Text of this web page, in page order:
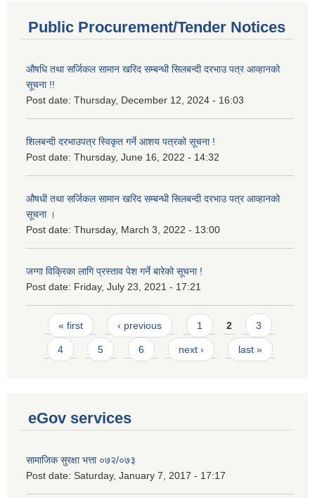
Public Procurement/Tender Notices
औषधि तथा सर्जिकल सामान खरिद सम्बन्धी सिलबन्दी दरभाउ पत्र आव्हानको
सूचना !!
Post date: Thursday, December 12, 2024 - 16:03
शिलबन्दी दरभाउपत्र स्विकृत गर्ने आशय पत्रको सूचना !
Post date: Thursday, June 16, 2022 - 14:32
औषधी तथा सर्जिकल सामान खरिद सम्बन्धी सिलबन्दी दरभाउ पत्र आव्हानको
सूचना ।
Post date: Thursday, March 3, 2022 - 13:00
जग्गा विक्रिका लागि प्रस्ताव पेश गर्ने बारेको सूचना !
Post date: Friday, July 23, 2021 - 17:21
Pages
« first ‹ previous 1 2 3
4 5 6 next › last »
eGov services
सामाजिक सुरक्षा भत्ता ०७२/०७३
Post date: Saturday, January 7, 2017 - 17:17